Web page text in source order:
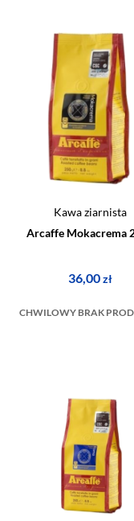
Kawa ziarnista
Arcaffe Mokacrema
36,00zł
CHWILOWY BRAK